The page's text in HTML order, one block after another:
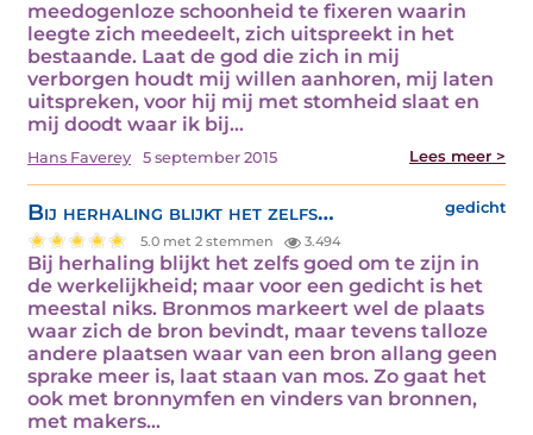
meedogenloze schoonheid te fixeren waarin
leegte zich meedeelt, zich uitspreekt in het
bestaande. Laat de god die zich in mij
verborgen houdt mij willen aanhoren, mij laten
uitspreken, voor hij mij met stomheid slaat en
mij doodt waar ik bij…
Hans Faverey 5 september 2015 Lees meer >
Bij herhaling blijkt het zelfs… gedicht
5.0 met 2 stemmen 3.494
Bij herhaling blijkt het zelfs goed om te zijn in
de werkelijkheid; maar voor een gedicht is het
meestal niks. Bronmos markeert wel de plaats
waar zich de bron bevindt, maar tevens talloze
andere plaatsen waar van een bron allang geen
sprake meer is, laat staan van mos. Zo gaat het
ook met bronnymfen en vinders van bronnen,
met makers…